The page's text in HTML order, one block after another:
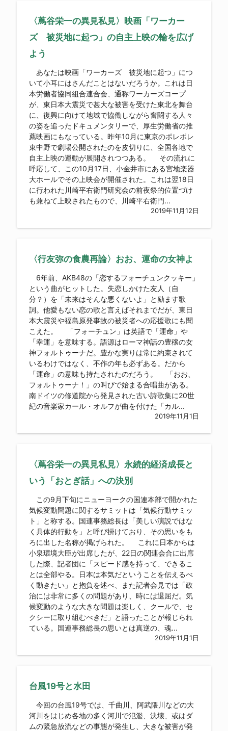
〈蔦谷栄一の異見私見〉映画「ワーカー
ズ 被災地に起つ」の自主上映の輪を広げ
よう
あなたは映画「ワーカーズ 被災地に起つ」につ
いて小耳にはさんだことはないだろうか。これは日
本労働者協同組合連合会、通称ワーカーズコープ
が、東日本大震災で甚大な被害を受けた東北を舞台
に、復興に向けて地域で協働しながら奮闘する人々
の姿を追ったドキュメンタリーで、厚生労働省の推
薦映画にもなっている。昨年10月に東京のポレポレ
東中野で劇場公開されたのを皮切りに、全国各地で
自主上映の運動が展開されつつある。 その流れに
呼応して、この10月17日、小金井市にある宮地楽器
大ホールでその上映会が開催された。これは翌18日
に行われた川崎平右衛門研究会の前夜祭的位置づけ
も兼ねて上映されたもので、川崎平右衛門...
2019年11月12日
〈行友弥の食農再論〉おお、運命の女神よ
6年前、AKB48の「恋するフォーチュンクッキー」
という曲がヒットした。失恋しかけた友人（自
分？）を「未来はそんな悪くないよ」と励ます歌
詞。他愛もない恋の歌と言えばそれまでだが、東日
本大震災や福島原発事故の被災者への応援歌にも聞
こえた。 「フォーチュン」は英語で「運命」や
「幸運」を意味する。語源はローマ神話の豊穣の女
神フォルトゥーナだ。豊かな実りは常に約束されて
いるわけではなく、不作の年も必ずある。だから
「運命」の意味も持たされたのだろう。 「おお、
フォルトゥーナ！」の叫びで始まる合唱曲がある。
南ドイツの修道院から発見された古い詩歌集に20世
紀の音楽家カール・オルフが曲を付けた「カル...
2019年11月1日
〈蔦谷栄一の異見私見〉永続的経済成長と
いう「おとぎ話」への決別
この9月下旬にニューヨークの国連本部で開かれた
気候変動問題に関するサミットは「気候行動サミッ
ト」と称する。国連事務総長は「美しい演説ではな
く具体的行動を」と呼び掛けており、その思いをも
ろに出した名称が掲げられた。 これに日本からは
小泉環境大臣が出席したが、22日の関連会合に出席
した際、記者団に「スピード感を持って、できるこ
とは全部やる。日本は本気だということを伝えるべ
く動きたい」と抱負を述べ、また記者会見では「政
治には非常に多くの問題があり、時には退屈だ。気
候変動のような大きな問題は楽しく、クールで、セ
クシーに取り組むべきだ」と語ったことが報じられ
ている。国連事務総長の思いとは真逆の、魂...
2019年11月1日
台風19号と水田
今回の台風19号では、千曲川、阿武隈川などの大
河川をはじめ各地の多く河川で氾濫、決壊、或はダ
ムの緊急放流などの事態が発生し、大きな被害が発